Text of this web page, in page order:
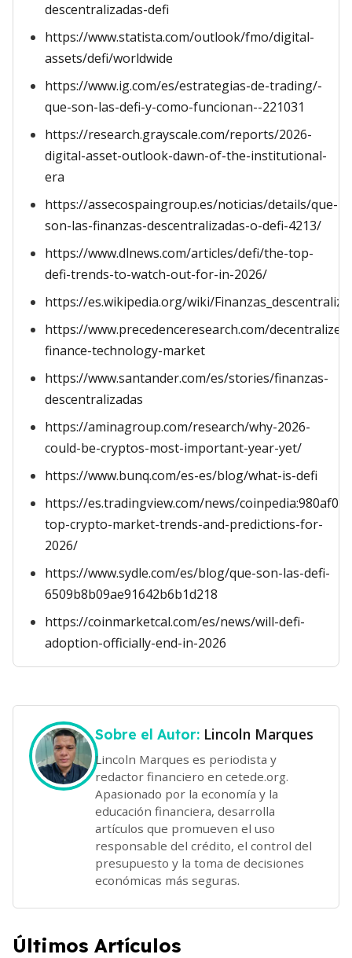
descentralizadas-defi
https://www.statista.com/outlook/fmo/digital-
assets/defi/worldwide
https://www.ig.com/es/estrategias-de-trading/-
que-son-las-defi-y-como-funcionan--221031
https://research.grayscale.com/reports/2026-
digital-asset-outlook-dawn-of-the-institutional-
era
https://assecospaingroup.es/noticias/details/que-
son-las-finanzas-descentralizadas-o-defi-4213/
https://www.dlnews.com/articles/defi/the-top-
defi-trends-to-watch-out-for-in-2026/
https://es.wikipedia.org/wiki/
https://www.precedenceresearch.com/decentralized-
finance-technology-market
https://www.santander.com/es/stories/finanzas-
descentralizadas
https://aminagroup.com/research/why-2026-
could-be-cryptos-most-important-year-yet/
https://www.bunq.com/es-es/blog/what-is-defi
https://es.tradingview.com/news/
top-crypto-market-trends-and-predictions-for-
2026/
https://www.sydle.com/es/blog/que-son-las-defi-
6509b8b09ae91642b6b1d218
https://coinmarketcal.com/es/news/will-defi-
adoption-officially-end-in-2026
Sobre el Autor: Lincoln Marques
Lincoln Marques es periodista y
redactor financiero en cetede.org.
Apasionado por la economía y la
educación financiera, desarrolla
artículos que promueven el uso
responsable del crédito, el control del
presupuesto y la toma de decisiones
económicas más seguras.
Últimos Artículos